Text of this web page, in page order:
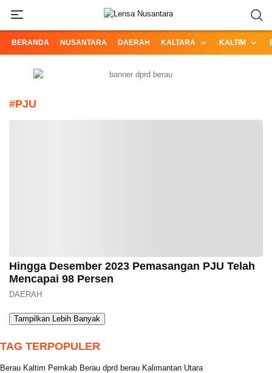
BERANDA NUSANTARA DAERAH KALTARA KALTIM
#PJU
Hingga Desember 2023 Pemasangan PJU Telah
Mencapai 98 Persen
DAERAH
Tampilkan Lebih Banyak
TAG TERPOPULER
Berau Kaltim Pemkab Berau dprd berau Kalimantan Utara